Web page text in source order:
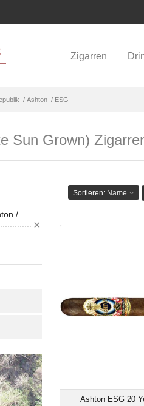
Zigarren
/ Ashton / ESG
Sun Grown)
/
×
Sortieren: Name
Ashton ESG 20